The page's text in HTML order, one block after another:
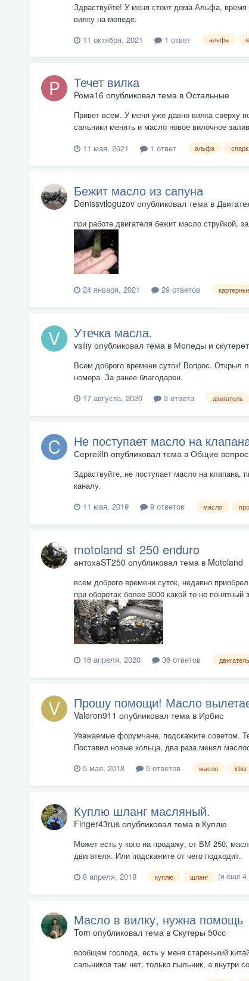
Здраствуйте! У меня стоит дома Альфа, время
вилку на мопеде.
11 октября, 2021
1 ответ альфа
Течет вилка
Рома16 опубликовал тема в Остальные
Привет всем. У меня уже давно вилка сверху
сальники менять и масло новое вилочное
11 мая, 2021
1 ответ альфа спарк
Бежит масло из сапуна
Denissviloguzovопубликовал тема в
при работе двигателя бежит масло струйкой,
24 января, 2021 29 ответов
Утечка масла.
vsiliyопубликовал тема в Мопеды и
Всем доброго времени суток! Вопрос. Открыл
номера. За ранее благодарен.
17 августа, 2020
3 ответа двигатель
Не поступает масло на
Сергейln опубликовал тема в Общие
Здраствуйте, не поступает масло на клапана,
каналу.
11 мая, 2019
9 ответов масло
motoland st 250 enduro
антохаST250 опубликовал тема в Motoland
всем доброго времени суток, недавно
при оборотах более 3000 какой то не
16 апреля, 2020 36 ответов двигатель
Прошу помощи! Масло
Valeron911 опубликовал тема в Ирбис
Уважаемые форумчане, подскажите советом.
Поставил новые кольца, два раза менял
5 мая, 2018
5 ответов масло irbis
Куплю шланг масляный.
Finger43rusопубликовал тема в Куплю
Может есть у кого на продажу, от ВМ 250,
двигателя. Или подскажите от чего подходит.
8 апреля, 2018
куплю шланг (и ещё 4
Масло в вилку, нужна помощь
Tom опубликовал тема в Скутеры 50сс
вообщем господа, есть у меня старенький
сальников там нет, только пыльник, а внутри